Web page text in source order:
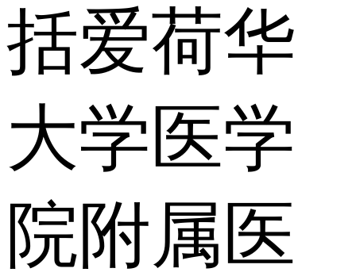
括爱荷华
大学医学
院附属医